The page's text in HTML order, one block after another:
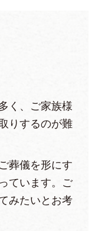
く、ご家族様
りするのが難
葬儀を形にす
ています。ご
みたいとお考